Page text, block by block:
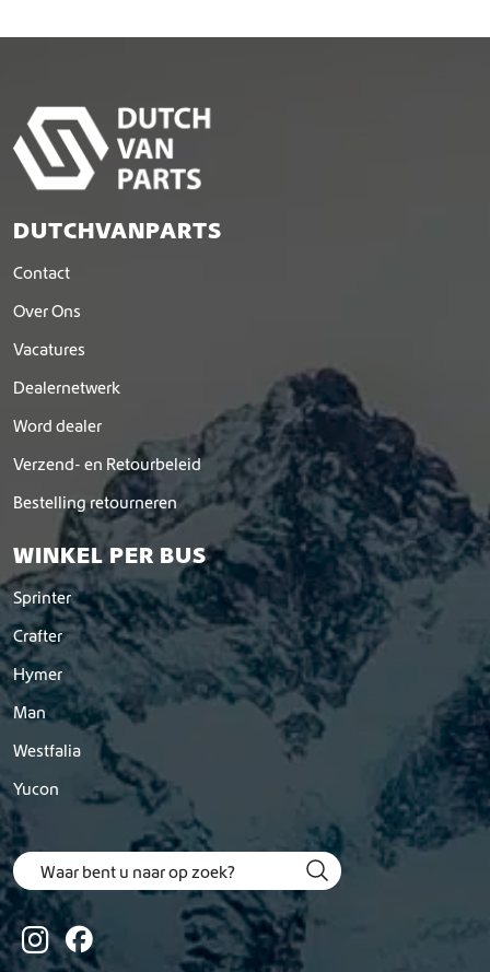
DUTCHVANPARTS
Contact
Over Ons
Vacatures
Dealernetwerk
Word dealer
Verzend- en Retourbeleid
Bestelling retourneren
WINKEL PER BUS
Sprinter
Crafter
Hymer
Man
Westfalia
Yucon